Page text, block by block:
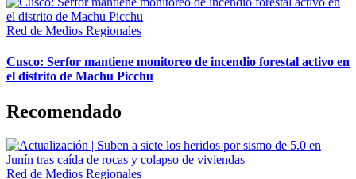
Red de Medios Regionales
Cusco: Serfor mantiene monitoreo de incendio forestal activo en
el distrito de Machu Picchu
Recomendado
Red de Medios Regionales